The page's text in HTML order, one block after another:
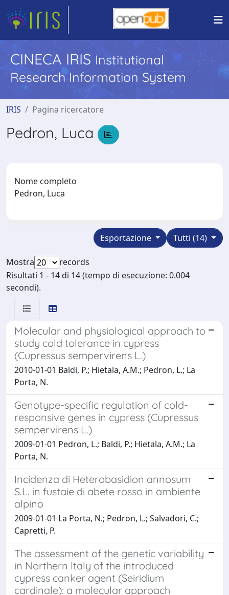
CINECA IRIS Institutional
Research Information System
IRIS Pagina ricercatore
Pedron, Luca
Nome completo
Pedron, Luca
Tutti (14)
Esportazione
Mostra
records
Risultati 1 - 14 di 14 (tempo di esecuzione: 0.004
secondi).
Molecular and physiological approach to
study cold tolerance in cypress
(Cupressus sempervirens L.)
2010-01-01 Baldi, P.; Hietala, A.M.; Pedron, L.; La
Porta, N.
Genotype-specific regulation of cold-
responsive genes in cypress (Cupressus
sempervirens L.)
2009-01-01 Pedron, L.; Baldi, P.; Hietala, A.M.; La
Porta, N.
Incidenza di Heterobasidion annosum
S.L. in fustaie di abete rosso in ambiente
alpino
2009-01-01 La Porta, N.; Pedron, L.; Salvadori, C.;
Capretti, P.
The assessment of the genetic variability
in Northern Italy of the introduced
cypress canker agent (Seiridium
cardinale): a molecular approach